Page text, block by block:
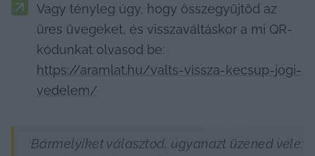
Vagy tényleg úgy, hogy összegyűjtöd az
üres üvegeket, és visszaváltáskor a mi QR-
https://aramlat.hu/valts-vissza-kecsup-jogi-
vedelem/
Bármelyiket választod, ugyanazt üzened vele: